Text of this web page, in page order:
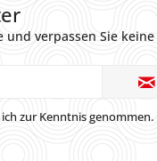
verpassen Sie
zur Kenntnis genommen.